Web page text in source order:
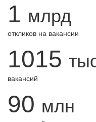
1 млрд
откликов на вакансии
1015
вакансий
90 млн